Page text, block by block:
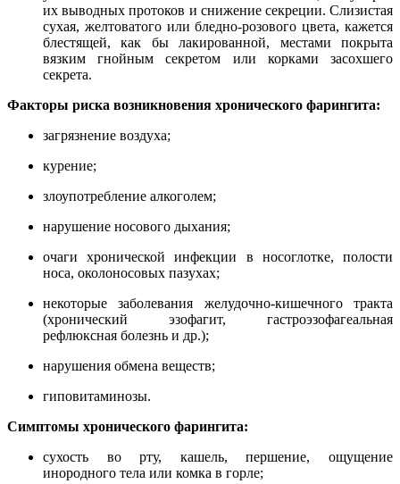
их выводных протоков и снижение секреции. Слизистая
сухая, желтоватого или бледно-розового цвета, кажется
блестящей, как бы лакированной, местами покрыта
вязким гнойным секретом или корками засохшего
секрета.
Факторы риска возникновения хронического фарингита:
загрязнение воздуха;
курение;
злоупотребление алкоголем;
нарушение носового дыхания;
очаги хронической инфекции в носоглотке, полости
носа, околоносовых пазухах;
некоторые заболевания желудочно-кишечного тракта
(хронический эзофагит, гастроэзофагеальная
рефлюксная болезнь и др.);
нарушения обмена веществ;
гиповитаминозы.
Симптомы хронического фарингита:
сухость во рту, кашель, першение, ощущение
инородного тела или комка в горле;